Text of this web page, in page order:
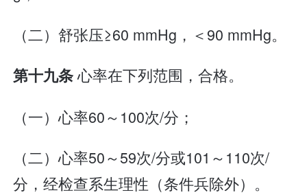
（二）舒张压≥60 mmHg，＜90 mmHg。
第十九条心率在下列范围，合格。
（一）心率60～100次/分；
（二）心率50～59次/分或101～110次/
分，经检查系生理性（条件兵除外）。